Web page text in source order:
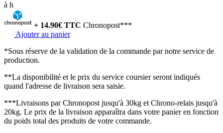
à h
+ 14.90€ TTC Chronopost***
Ajouter au panier
*Sous réserve de la validation de la commande par notre service de
production.
**La disponibilité et le prix du service coursier seront indiqués
quand l'adresse de livraison sera saisie.
***Livraisons par Chronopost jusqu'à 30kg et Chrono-relais jusqu'à
20kg. Le prix de la livraison apparaîtra dans votre panier en fonction
du poids total des produits de votre commande.